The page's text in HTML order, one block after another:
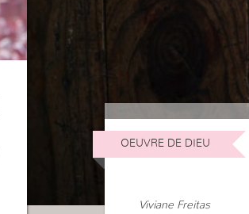
OEUVRE DE DIEU
Viviane Freitas